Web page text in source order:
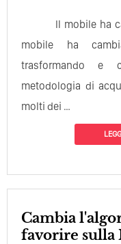
Il mobile ha
mobile ha
trasformando e
metodologia di
molti dei …
Cambia l'algoritmo di Facebook per
favorire sulla